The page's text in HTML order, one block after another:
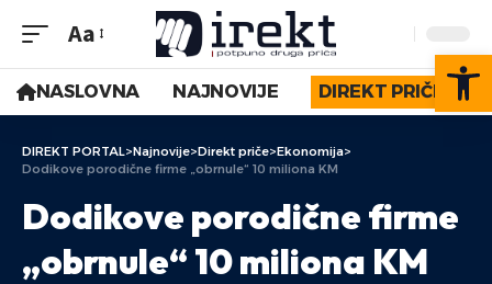
Aa
NASLOVNA NAJNOVIJE DIREKT PRIČE
DIREKT PORTAL>Najnovije>Direkt priče>Ekonomija>
Dodikove porodične firme „obrnule“ 10 miliona KM
Dodikove porodične firme
„obrnule“ 10 miliona KM